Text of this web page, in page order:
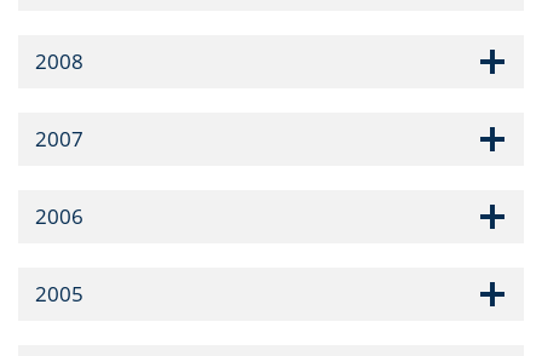
2008
2007
2006
2005